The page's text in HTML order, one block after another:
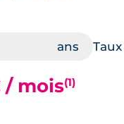
/ mois(1)